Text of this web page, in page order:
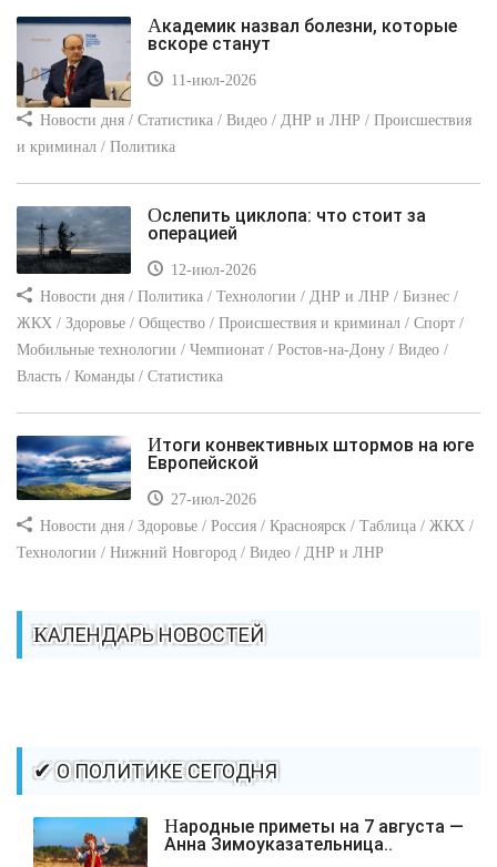
Академик назвал болезни, которые
вскоре станут
11-июл-2026
Новости дня / Статистика / Видео / ДНР и ЛНР / Происшествия
и криминал / Политика
Ослепить циклопа: что стоит за
операцией
12-июл-2026
Новости дня / Политика / Технологии / ДНР и ЛНР / Бизнес /
ЖКХ / Здоровье / Общество / Происшествия и криминал / Спорт /
Мобильные технологии / Чемпионат / Ростов-на-Дону / Видео /
Власть / Команды / Статистика
Итоги конвективных штормов на юге
Европейской
27-июл-2026
Новости дня / Здоровье / Россия / Красноярск / Таблица / ЖКХ /
Технологии / Нижний Новгород / Видео / ДНР и ЛНР
КАЛЕНДАРЬ НОВОСТЕЙ
✔ О ПОЛИТИКЕ СЕГОДНЯ
Народные приметы на 7 августа —
Анна Зимоуказательница..